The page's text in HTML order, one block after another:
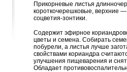
Прикорневые листья
короткочерешковые, верхние
соцветия-зонтики.
Содержит эфирное
цветы и семена. Собирать
побурели, а листья лучше
свойствами кориандра
улучшения пищеварения и
Обладает